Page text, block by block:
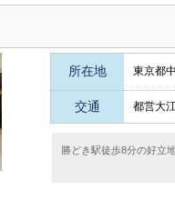
所在地 東京都
交通 都営大
勝どき駅徒歩8分の好立